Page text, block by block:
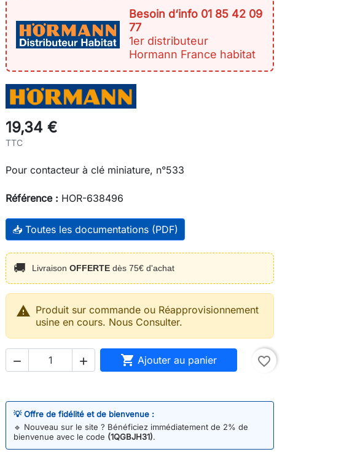
Besoin d‘info 01 85 42 09
77
1er distributeur
Hormann France habitat
19,34 €
TTC
Pour contacteur à clé miniature, n°533
Référence : HOR-638496
📥 Toutes les documentations (PDF)
🚚 Livraison OFFERTE dès 75€ d'achat
 Produit sur commande ou Réapprovisionnement
usine en cours. Nous Consulter.
   Ajouter au panier favorite_border
💡 Offre de fidélité et de bienvenue :
🔹 Nouveau sur le site ? Bénéficiez immédiatement de 2% de
bienvenue avec le code (1QGBJH31).